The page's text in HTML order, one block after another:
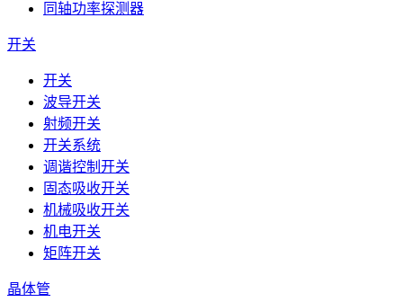
同轴功率探测器
开关
开关
波导开关
射频开关
开关系统
调谐控制开关
固态吸收开关
机械吸收开关
机电开关
矩阵开关
晶体管